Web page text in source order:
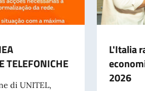
TELEFONICHE
di UNITEL,
L'Italia
2026